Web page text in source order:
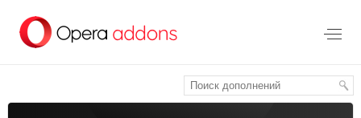
перейти